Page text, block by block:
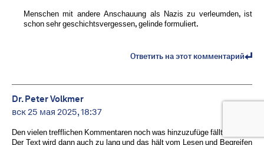
Menschen mit andere Anschauung als Nazis zu verleumden, ist
schon sehr geschichtsvergessen, gelinde formuliert.
Ответить на этот комментарий
Dr. Peter Volkmer
вск 25 мая 2025, 18:37
Den vielen trefflichen Kommentaren noch was hinzuzufüge fällt schwer.
Der Text wird dann auch zu lang und das hält vom Lesen und Begreifen